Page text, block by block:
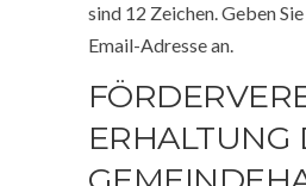
sind 12 Zeichen. Geben
Email-Adresse an.
ERHALTUNG